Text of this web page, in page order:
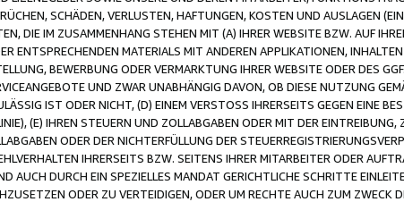
SCHÄDEN, VERLUSTEN, HAFTUNGEN, KOSTEN UND AUSLAGEN
DIE IM ZUSAMMENHANG STEHEN MIT (A) IHRER WEBSITE BZW. AUF
ENTSPRECHENDEN MATERIALS MIT ANDEREN APPLIKATIONEN,
BEWERBUNG ODER VERMARKTUNG IHRER WEBSITE ODER DES
UND ZWAR UNABHÄNGIG DAVON, OB DIESE NUTZUNG
IST ODER NICHT, (D) EINEM VERSTOSS IHRERSEITS GEGEN EINE
(E) IHREN STEUERN UND ZOLLABGABEN ODER MIT DER
ODER DER NICHTERFÜLLUNG DER
IHRERSEITS BZW. SEITENS IHRER MITARBEITER ODER
AUCH DURCH EIN SPEZIELLES MANDAT GERICHTLICHE SCHRITTE
ODER ZU VERTEIDIGEN, ODER UM RECHTE AUCH ZUM ZWECK